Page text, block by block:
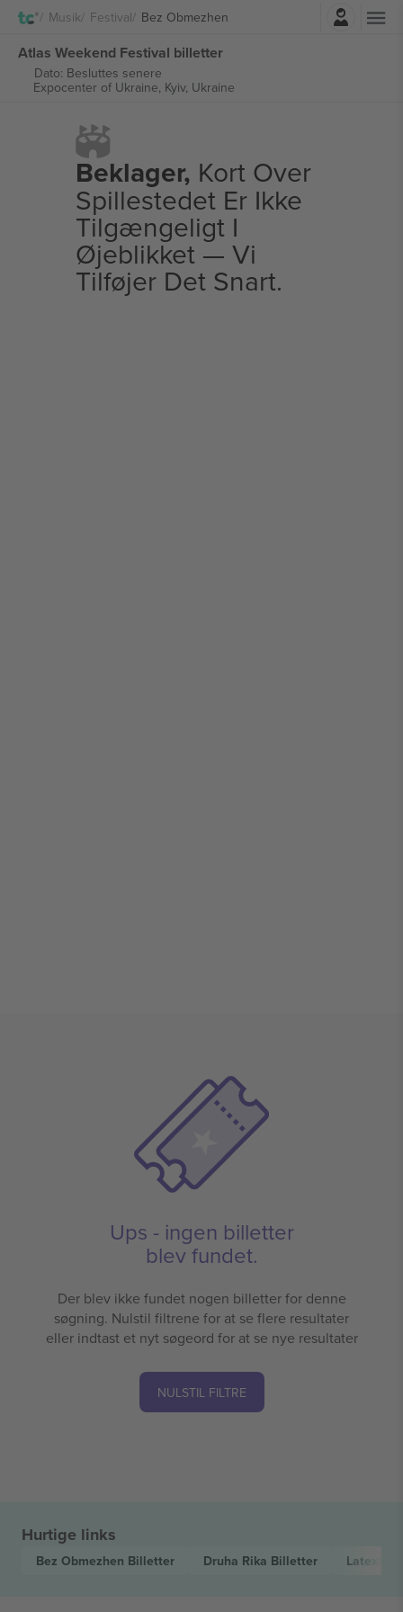
Musik Festival Bez Obmezhen
Atlas Weekend Festival billetter
Dato: Besluttes senere
Expocenter of Ukraine, Kyiv, Ukraine
Beklager, Kort Over
Spillestedet Er Ikke
Tilgængeligt I
Øjeblikket — Vi
Tilføjer Det Snart.
Ups - ingen billetter
blev fundet.
Der blev ikke fundet nogen billetter for denne
søgning. Nulstil filtrene for at se flere resultater
eller indtast et nyt søgeord for at se nye resultater
NULSTIL FILTRE
Hurtige links
Bez Obmezhen Billetter Druha Rika Billetter